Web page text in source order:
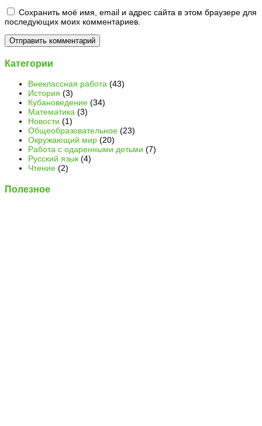
Сохранить моё имя, email и адрес сайта в этом браузере для
последующих моих комментариев.
Категории
Внеклассная работа (43)
История (3)
Кубановедение (34)
Математика (3)
Новости (1)
Общеобразовательное (23)
Окружающий мир (20)
Работа с одаренными детьми (7)
Русский язык (4)
Чтение (2)
Полезное